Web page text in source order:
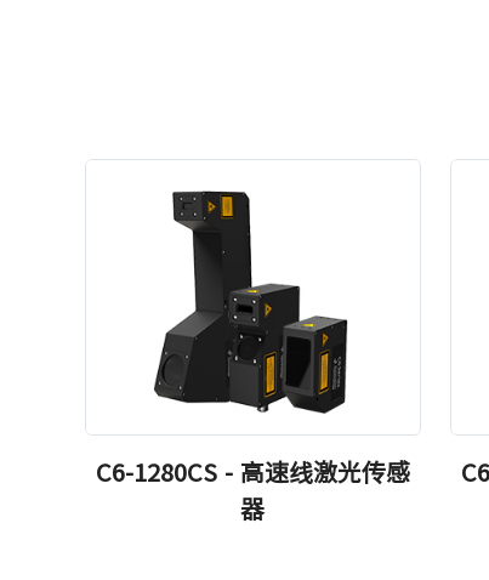
C6-1280CS - 高速线激光传感
器